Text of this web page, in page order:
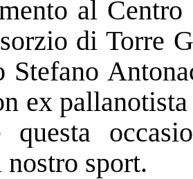
al
di Torre
Stefano
ex
questa
sport.